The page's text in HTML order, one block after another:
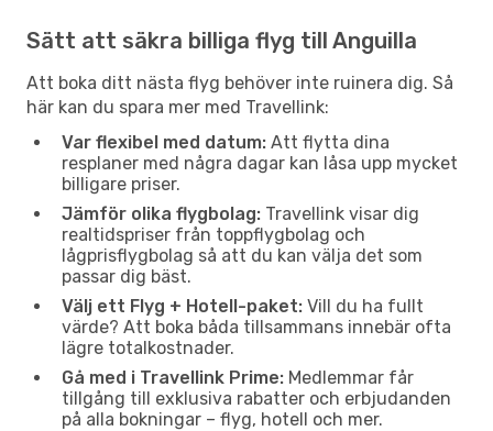
Sätt att säkra billiga flyg till Anguilla
Att boka ditt nästa flyg behöver inte ruinera dig. Så
här kan du spara mer med Travellink:
Var flexibel med datum: Att flytta dina
resplaner med några dagar kan låsa upp mycket
billigare priser.
Jämför olika flygbolag: Travellink visar dig
realtidspriser från toppflygbolag och
lågprisflygbolag så att du kan välja det som
passar dig bäst.
Välj ett Flyg + Hotell-paket: Vill du ha fullt
värde? Att boka båda tillsammans innebär ofta
lägre totalkostnader.
Gå med i Travellink Prime: Medlemmar får
tillgång till exklusiva rabatter och erbjudanden
på alla bokningar – flyg, hotell och mer.